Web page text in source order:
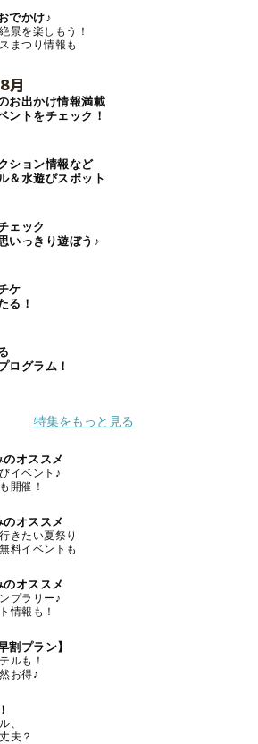
でかけ♪
景を楽しもう！
まつり情報も
月
お出かけ情報満載
ントをチェック！
ション情報など
＆水遊びスポット
ェック
いっきり遊ぼう♪
ケ
る！
ログラム！
特集をもっと見る
のオススメ
イベント♪
開催！
のオススメ
きたい夏祭り
料イベントも
のオススメ
プラリー♪
情報も！
割プラン】
ルも！
お得♪
、
夫？